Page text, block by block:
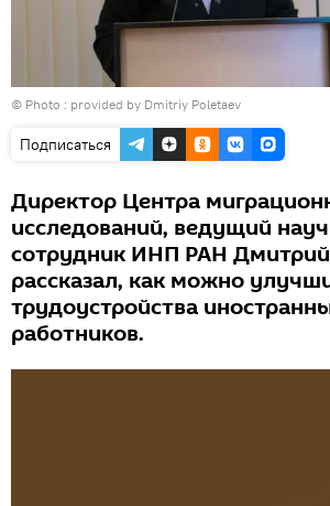
© Photo : provided by Dmitriy Poletaev
Подписаться
Директор Центра
исследований, ведущий
сотрудник ИНП РАН
рассказал, как можно
трудоустройства
работников.